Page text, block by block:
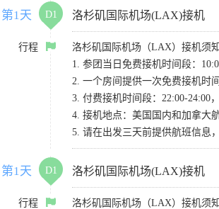
第1天 D1 洛杉矶国际机场(LAX)接机
行程
洛杉矶国际机场（LAX）接机须
1. 参团当日免费接机时间段：
2. 一个房间提供一次免费接机时
3. 付费接机时间段：22:00-24:00
4. 接机地点：美国国内和加拿大
5. 请在出发三天前提供航班信息
第1天 D1 洛杉矶国际机场(LAX)接机
行程
洛杉矶国际机场（LAX）接机须